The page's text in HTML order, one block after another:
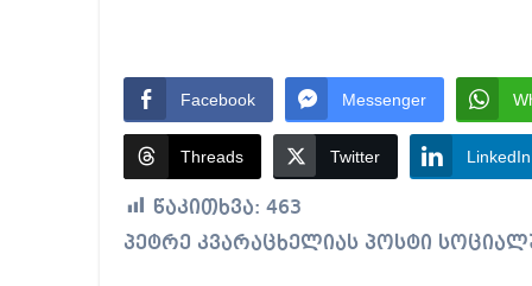
Facebook Messenger
Threads Twitter LinkedIn
წაკითხვა: 463
პეტრე კვარაცხელიას პოსტი